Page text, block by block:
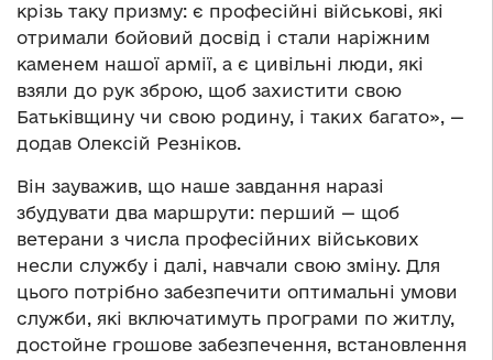
крізь таку призму: є професійні військові, які
отримали бойовий досвід і стали наріжним
каменем нашої армії, а є цивільні люди, які
взяли до рук зброю, щоб захистити свою
Батьківщину чи свою родину, і таких багато», —
додав Олексій Резніков.
Він зауважив, що наше завдання наразі
збудувати два маршрути: перший — щоб
ветерани з числа професійних військових
несли службу і далі, навчали свою зміну. Для
цього потрібно забезпечити оптимальні умови
служби, які включатимуть програми по житлу,
достойне грошове забезпечення, встановлення